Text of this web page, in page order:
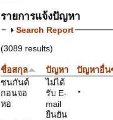
รายการแจ้งปัญหา
Search Report
(3089 results)
ชื่อสกุล ปัญหา
ปัญหาอื่น
ชนกันต์
กอนจอ
หอ
ไม่ได้
รับ E-
mail
ยืนยัน
.